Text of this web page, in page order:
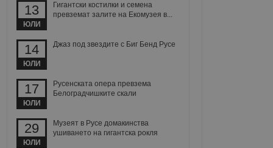
13
ЮЛИ
Гигантски костилки и семена
превземат залите на Екомузея в...
14
ЮЛИ
Джаз под звездите с Биг Бенд Русе
17
ЮЛИ
Русенската опера превзема
Белоградчишките скали
29
ЮЛИ
Музеят в Русе домакинства
ушиването на гигантска рокля
уебсайт.
на
на бисквитките,
съответствие и
и
и предоставя
използва
потребител може